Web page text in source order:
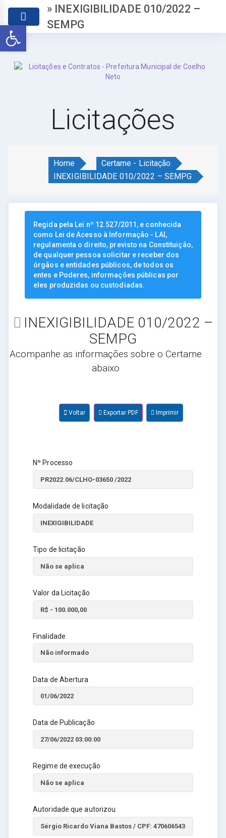
Abrir a barra de ferramentas
» INEXIGIBILIDADE 010/2022 –
SEMPG
Licitações
Home
Certame - Licitação
INEXIGIBILIDADE 010/2022 – SEMPG
Regida pela Lei nº 12.527/2011, e conhecida
como Lei de Acesso à Informação - LAI,
regulamenta o direito, previsto na Constituição,
de qualquer pessoa solicitar e receber dos
órgãos e entidades públicos, de todos os
entes e Poderes, informações públicas por
eles produzidas ou custodiadas.
INEXIGIBILIDADE 010/2022 –
SEMPG
Acompanhe as informações sobre o Certame
abaixo
Voltar Exportar PDF Imprimir
Nº Processo
Modalidade de licitação
Tipo de licitação
Valor da Licitação
Finalidade
Data de Abertura
Data de Publicação
Regime de execução
Autoridade que autorizou